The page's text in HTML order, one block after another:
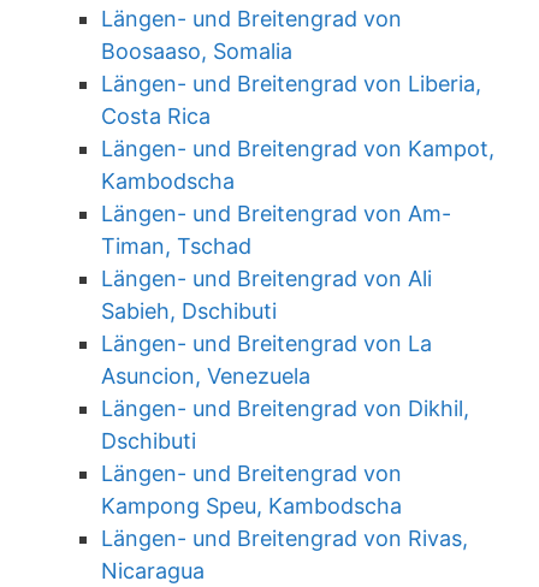
Längen- und Breitengrad von
Boosaaso, Somalia
Längen- und Breitengrad von Liberia,
Costa Rica
Längen- und Breitengrad von Kampot,
Kambodscha
Längen- und Breitengrad von Am-
Timan, Tschad
Längen- und Breitengrad von Ali
Sabieh, Dschibuti
Längen- und Breitengrad von La
Asuncion, Venezuela
Längen- und Breitengrad von Dikhil,
Dschibuti
Längen- und Breitengrad von
Kampong Speu, Kambodscha
Längen- und Breitengrad von Rivas,
Nicaragua